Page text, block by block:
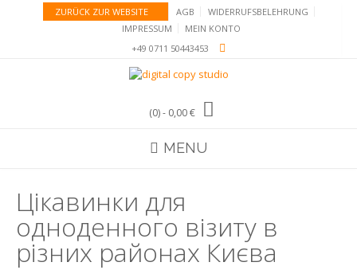
ZURÜCK ZUR WEBSITE AGB
WIDERRUFSBELEHRUNG
IMPRESSUM
MEIN KONTO
+49 0711 50443453
(0)- 0,00 €
MENU
Цікавинки для
одноденного візиту в
різних районах Києва